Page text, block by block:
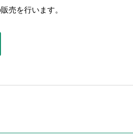
売を行います。